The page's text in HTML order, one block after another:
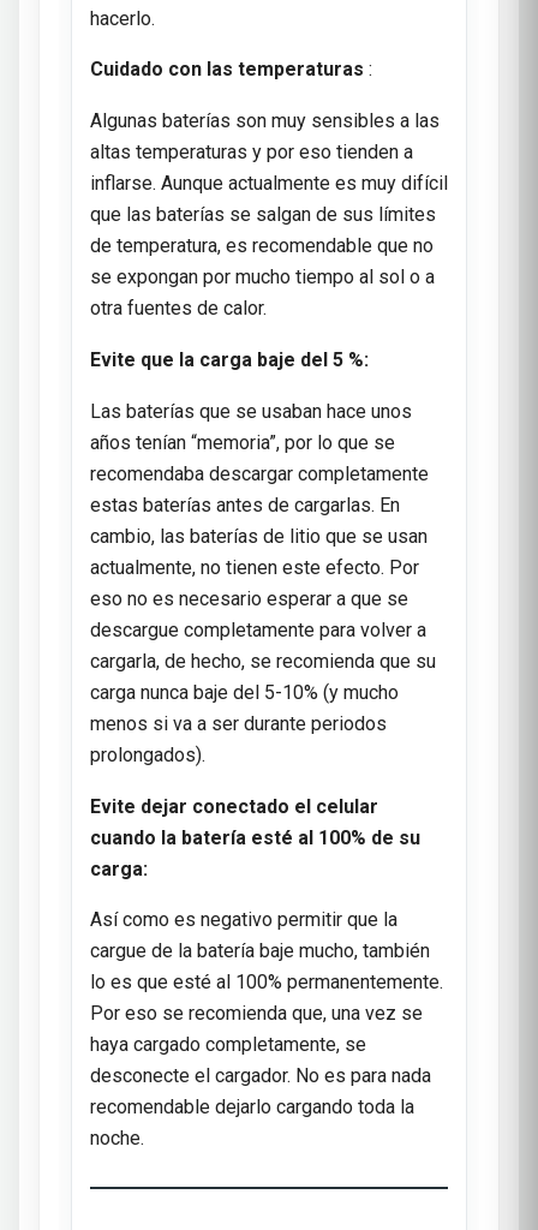
hacerlo.
Cuidado con las temperaturas :
Algunas baterías son muy sensibles a las
altas temperaturas y por eso tienden a
inflarse. Aunque actualmente es muy difícil
que las baterías se salgan de sus límites
de temperatura, es recomendable que no
se expongan por mucho tiempo al sol o a
otra fuentes de calor.
Evite que la carga baje del 5 %:
Las baterías que se usaban hace unos
años tenían “memoria”, por lo que se
recomendaba descargar completamente
estas baterías antes de cargarlas. En
cambio, las baterías de litio que se usan
actualmente, no tienen este efecto. Por
eso no es necesario esperar a que se
descargue completamente para volver a
cargarla, de hecho, se recomienda que su
carga nunca baje del 5-10% (y mucho
menos si va a ser durante periodos
prolongados).
Evite dejar conectado el celular
cuando la batería esté al 100% de su
carga:
Así como es negativo permitir que la
cargue de la batería baje mucho, también
lo es que esté al 100% permanentemente.
Por eso se recomienda que, una vez se
haya cargado completamente, se
desconecte el cargador. No es para nada
recomendable dejarlo cargando toda la
noche.